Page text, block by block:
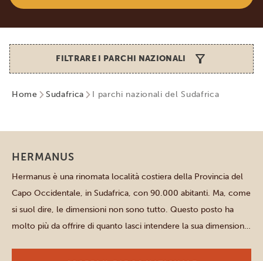
FILTRARE I PARCHI NAZIONALI
Home Sudafrica I parchi nazionali del Sudafrica
HERMANUS
Hermanus è una rinomata località costiera della Provincia del
Capo Occidentale, in Sudafrica, con 90.000 abitanti. Ma, come
si suol dire, le dimensioni non sono tutto. Questo posto ha
molto più da offrire di quanto lasci intendere la sua dimensione,
litorale della città e […]